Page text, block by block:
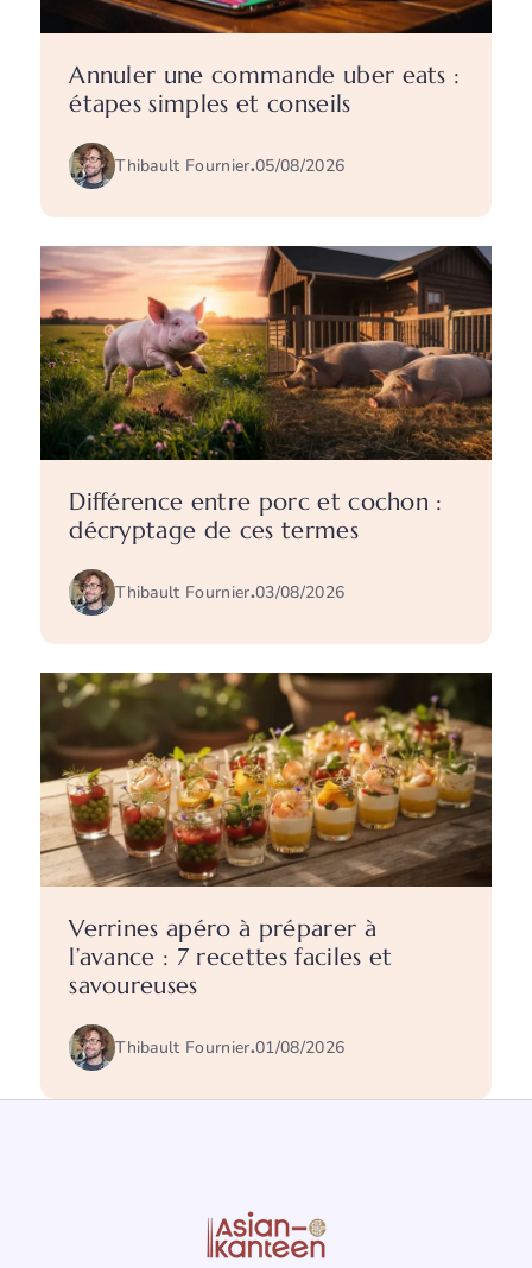
Annuler une commande uber eats :
étapes simples et conseils
Thibault Fournier.05/08/2026
Différence entre porc et cochon :
décryptage de ces termes
Thibault Fournier.03/08/2026
Verrines apéro à préparer à
l’avance : 7 recettes faciles et
savoureuses
Thibault Fournier.01/08/2026